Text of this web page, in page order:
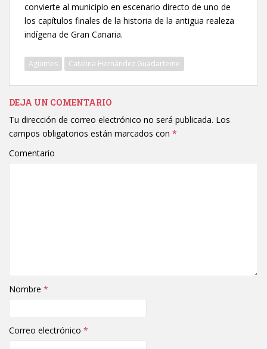
convierte al municipio en escenario directo de uno de
los capítulos finales de la historia de la antigua realeza
indígena de Gran Canaria.
Agüimes Catalina Hernández Guadarteme
DEJA UN COMENTARIO
Tu dirección de correo electrónico no será publicada. Los
campos obligatorios están marcados con *
Comentario
Nombre *
Correo electrónico *